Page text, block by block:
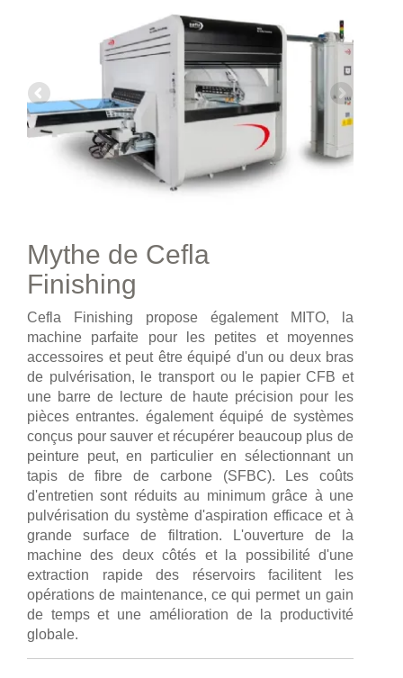
Mythe de Cefla
Finishing
Cefla Finishing propose également MITO, la
machine parfaite pour les petites et moyennes
accessoires et peut être équipé d'un ou deux bras
de pulvérisation, le transport ou le papier CFB et
une barre de lecture de haute précision pour les
pièces entrantes. également équipé de systèmes
conçus pour sauver et récupérer beaucoup plus de
peinture peut, en particulier en sélectionnant un
tapis de fibre de carbone (SFBC). Les coûts
d'entretien sont réduits au minimum grâce à une
pulvérisation du système d'aspiration efficace et à
grande surface de filtration. L'ouverture de la
machine des deux côtés et la possibilité d'une
extraction rapide des réservoirs facilitent les
opérations de maintenance, ce qui permet un gain
de temps et une amélioration de la productivité
globale.